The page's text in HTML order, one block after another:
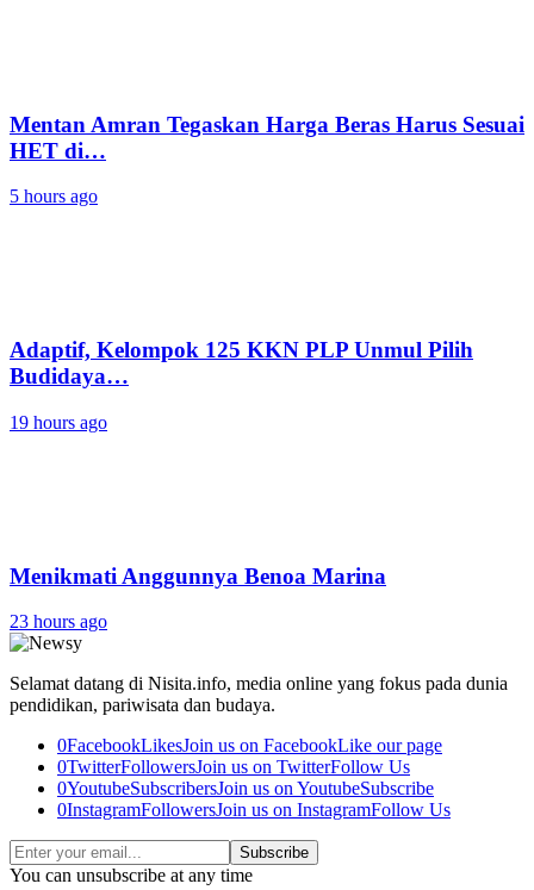
Mentan Amran Tegaskan Harga Beras Harus Sesuai
HET di…
5 hours ago
‎Adaptif, Kelompok 125 KKN PLP Unmul Pilih
Budidaya…
19 hours ago
Menikmati Anggunnya Benoa Marina
23 hours ago
Selamat datang di Nisita.info, media online yang fokus pada dunia
pendidikan, pariwisata dan budaya.
0FacebookLikesJoin us on FacebookLike our page
0TwitterFollowersJoin us on TwitterFollow Us
0YoutubeSubscribersJoin us on YoutubeSubscribe
0InstagramFollowersJoin us on InstagramFollow Us
Subscribe
You can unsubscribe at any time